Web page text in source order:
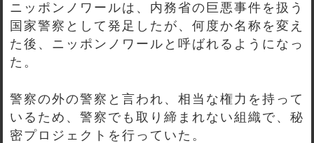
ニッポンノワールは、内務省の巨悪事件を扱う
国家警察として発足したが、何度か名称を変え
た後、ニッポンノワールと呼ばれるようになっ
た。
警察の外の警察と言われ、相当な権力を持って
いるため、警察でも取り締まれない組織で、秘
密プロジェクトを行っていた。